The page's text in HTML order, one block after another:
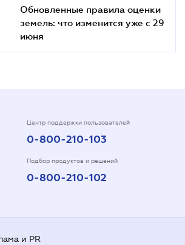
Обновленные правила оценки
земель: что изменится уже с 29
июня
Центр поддержки пользователей
0-800-210-103
Подбор продуктов и решений
0-800-210-102
и PR